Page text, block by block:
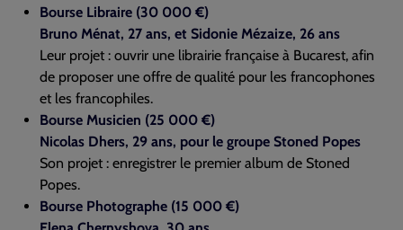
Bourse Libraire (30 000 €)
Bruno Ménat, 27 ans, et Sidonie Mézaize, 26 ans
Leur projet : ouvrir une librairie française à Bucarest, afin
de proposer une offre de qualité pour les francophones
et les francophiles.
Bourse Musicien (25 000 €)
Nicolas Dhers, 29 ans, pour le groupe Stoned Popes
Son projet : enregistrer le premier album de Stoned
Popes.
Bourse Photographe (15 000 €)